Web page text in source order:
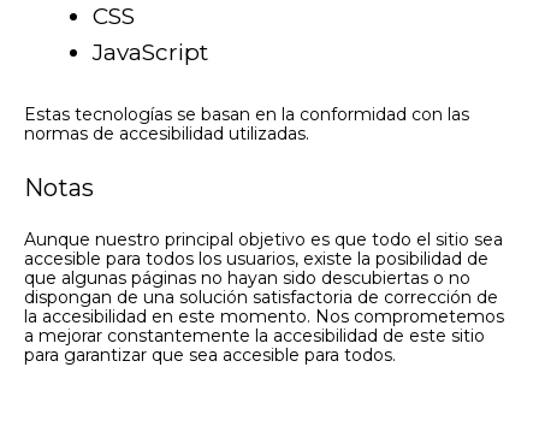
CSS
JavaScript
Estas tecnologías se basan en la conformidad con las
normas de accesibilidad utilizadas.
Notas
Aunque nuestro principal objetivo es que todo el sitio sea
accesible para todos los usuarios, existe la posibilidad de
que algunas páginas no hayan sido descubiertas o no
dispongan de una solución satisfactoria de corrección de
la accesibilidad en este momento. Nos comprometemos
a mejorar constantemente la accesibilidad de este sitio
para garantizar que sea accesible para todos.